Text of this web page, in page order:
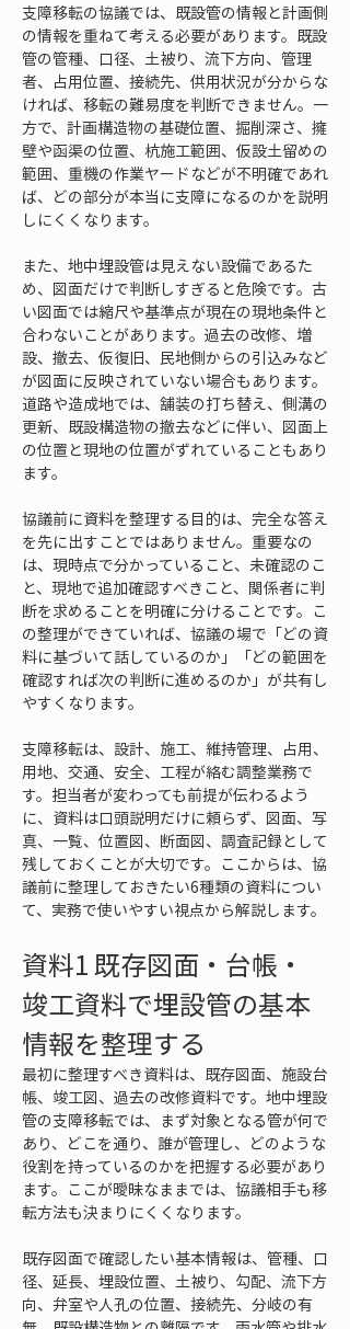
支障移転の協議では、既設管の情報と計画側
の情報を重ねて考える必要があります。既設
管の管種、口径、土被り、流下方向、管理
者、占用位置、接続先、供用状況が分からな
ければ、移転の難易度を判断できません。一
方で、計画構造物の基礎位置、掘削深さ、擁
壁や函渠の位置、杭施工範囲、仮設土留めの
範囲、重機の作業ヤードなどが不明確であれ
ば、どの部分が本当に支障になるのかを説明
しにくくなります。
また、地中埋設管は見えない設備であるた
め、図面だけで判断しすぎると危険です。古
い図面では縮尺や基準点が現在の現地条件と
合わないことがあります。過去の改修、増
設、撤去、仮復旧、民地側からの引込みなど
が図面に反映されていない場合もあります。
道路や造成地では、舗装の打ち替え、側溝の
更新、既設構造物の撤去などに伴い、図面上
の位置と現地の位置がずれていることもあり
ます。
協議前に資料を整理する目的は、完全な答え
を先に出すことではありません。重要なの
は、現時点で分かっていること、未確認のこ
と、現地で追加確認すべきこと、関係者に判
断を求めることを明確に分けることです。こ
の整理ができていれば、協議の場で「どの資
料に基づいて話しているのか」「どの範囲を
確認すれば次の判断に進めるのか」が共有し
やすくなります。
支障移転は、設計、施工、維持管理、占用、
用地、交通、安全、工程が絡む調整業務で
す。担当者が変わっても前提が伝わるよう
に、資料は口頭説明だけに頼らず、図面、写
真、一覧、位置図、断面図、調査記録として
残しておくことが大切です。ここからは、協
議前に整理しておきたい6種類の資料につい
て、実務で使いやすい視点から解説します。
資料1 既存図面・台帳・
竣工資料で埋設管の基本
情報を整理する
最初に整理すべき資料は、既存図面、施設台
帳、竣工図、過去の改修資料です。地中埋設
管の支障移転では、まず対象となる管が何で
あり、どこを通り、誰が管理し、どのような
役割を持っているのかを把握する必要があり
ます。ここが曖昧なままでは、協議相手も移
転方法も決まりにくくなります。
既存図面で確認したい基本情報は、管種、口
径、延長、埋設位置、土被り、勾配、流下方
向、弁室や人孔の位置、接続先、分岐の有